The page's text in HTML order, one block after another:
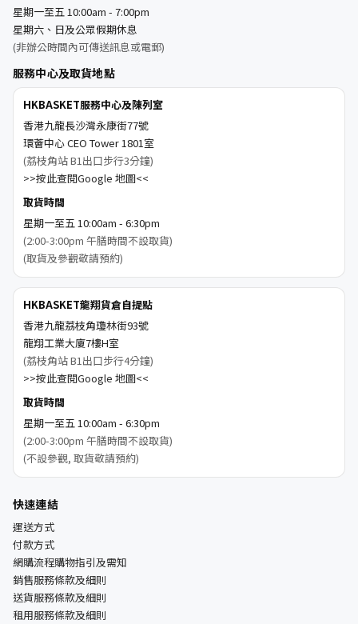
星期一至五 10:00am - 7:00pm
星期六、日及公眾假期休息
(非辦公時間內可傳送訊息或電郵)
服務中心及取貨地點
HKBASKET服務中心及陳列室
香港九龍長沙灣永康街77號
環薈中心 CEO Tower 1801室
(荔枝角站 B1出口步行3分鐘)
>>按此查閱Google 地圖<<
取貨時間
星期一至五 10:00am - 6:30pm
(2:00-3:00pm 午膳時間不設取貨)
(取貨及參觀敬請預約)
HKBASKET龍翔貨倉自提點
香港九龍荔枝角瓊林街93號
龍翔工業大廈7樓H室
(荔枝角站 B1出口步行4分鐘)
>>按此查閱Google 地圖<<
取貨時間
星期一至五 10:00am - 6:30pm
(2:00-3:00pm 午膳時間不設取貨)
(不設參觀, 取貨敬請預約)
快速連結
運送方式
付款方式
網購流程購物指引及需知
銷售服務條款及細則
送貨服務條款及細則
租用服務條款及細則